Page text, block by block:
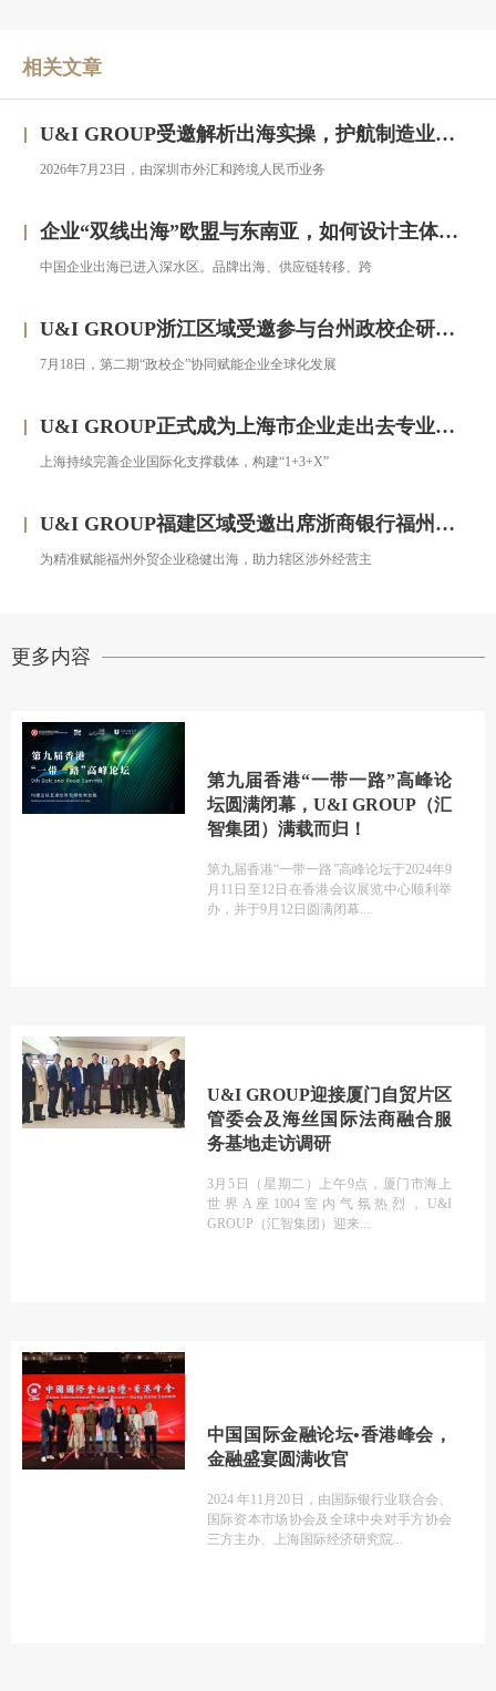
相关文章
U&I GROUP受邀解析出海实操，护航制造业企业汇率风险管理
2026年7月23日，由深圳市外汇和跨境人民币业务
企业“双线出海”欧盟与东南亚，如何设计主体架构？——对话汇智集团
中国企业出海已进入深水区。品牌出海、供应链转移、跨
U&I GROUP浙江区域受邀参与台州政校企研修班，助力浙企搭建跨境投资合规框架
7月18日，第二期“政校企”协同赋能企业全球化发展
U&I GROUP正式成为上海市企业走出去专业服务联盟成员
上海持续完善企业国际化支撑载体，构建“1+3+X”
U&I GROUP福建区域受邀出席浙商银行福州分行跨境金融服务宣讲会圆满落幕
为精准赋能福州外贸企业稳健出海，助力辖区涉外经营主
更多内容
第九届香港“一带一路”高峰论
坛圆满闭幕，U&I GROUP（汇
智集团）满载而归！
第九届香港“一带一路”高峰论坛于2024年9
月11日至12日在香港会议展览中心顺利举
办，并于9月12日圆满闭幕
U&I GROUP迎接厦门自贸片区
管委会及海丝国际法商融合服
务基地走访调研
3月5日（星期二）上午9点，厦门市海上
世界A座1004室内气氛热烈，U&I
GROUP（汇智集团）迎来
中国国际金融论坛•香港峰会，
金融盛宴圆满收官
2024 年11月20日，由国际银行业联合会、
国际资本市场协会及全球中央对手方协会
三方主办、上海国际经济研究院